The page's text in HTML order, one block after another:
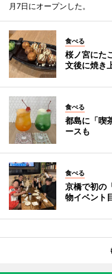
月7日にオープンした。
食べる
桜ノ宮にた
文後に焼き
食べる
都島に「喫
ースも
食べる
京橋で初の
物イベント